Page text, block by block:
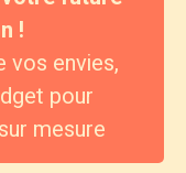
!
vos envies,
pour
mesure